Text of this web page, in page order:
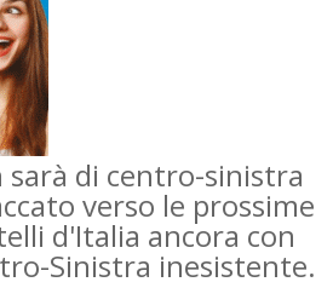
sarà di centro-sinistra
verso le prossime
d'Italia ancora con
Sinistra inesistente.